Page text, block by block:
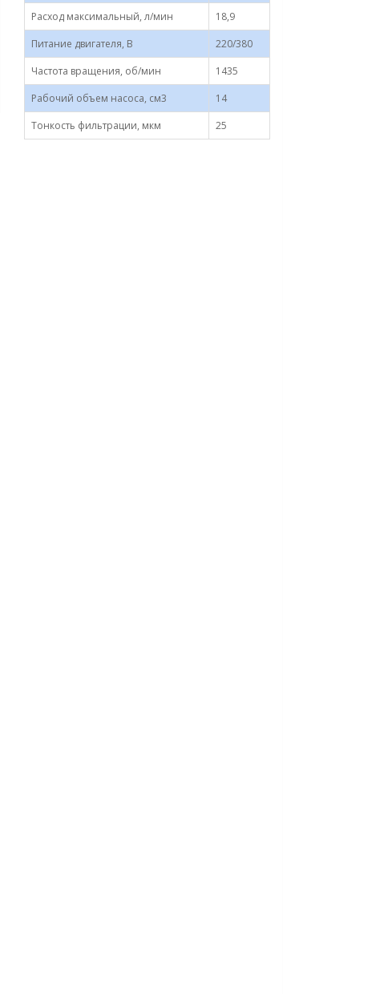
Расход максимальный, л/мин
18,9
Питание двигателя, В
220/380
Частота вращения, об/мин
1435
Рабочий объем насоса, см3
14
Тонкость фильтрации, мкм
25